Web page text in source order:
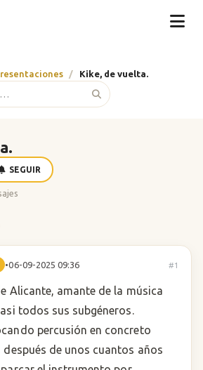
Kike, de vuelta.
SEGUIR
•06-09-2025 09:36 #1
Alicante, amante de la música
todos sus subgéneros.
percusión en concreto
después de unos cuantos años